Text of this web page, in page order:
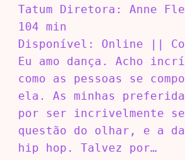
Tatum Diretora: Anne
104 min
Disponível: Online ||
Eu amo dança. Acho
como as pessoas se
ela. As minhas
por ser incrivelmente
questão do olhar, e a
hip hop. Talvez por…